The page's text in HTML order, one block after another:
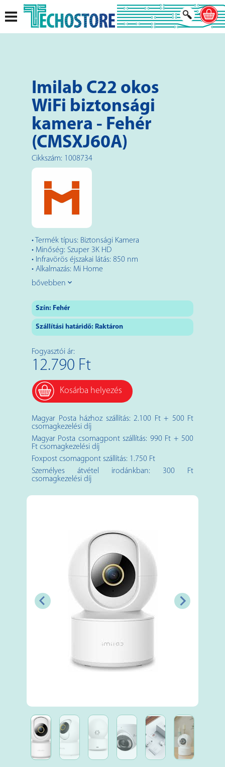
Imilab C22 okos
WiFi biztonsági
kamera - Fehér
(CMSXJ60A)
Cikkszám: 1008734
• Termék típus: Biztonsági Kamera
• Minőség: Szuper 3K HD
• Infravörös éjszakai látás: 850 nm
• Alkalmazás: Mi Home
bővebben
Szín: Fehér
Szállítási határidő: Raktáron
Fogyasztói ár:
12.790 Ft
Kosárba helyezés
Magyar Posta házhoz szállítás: 2.100 Ft + 500 Ft
csomagkezelési díj
Magyar Posta csomagpont szállítás: 990 Ft + 500
Ft csomagkezelési díj
Foxpost csomagpont szállítás: 1.750 Ft
Személyes átvétel irodánkban: 300 Ft
csomagkezelési díj